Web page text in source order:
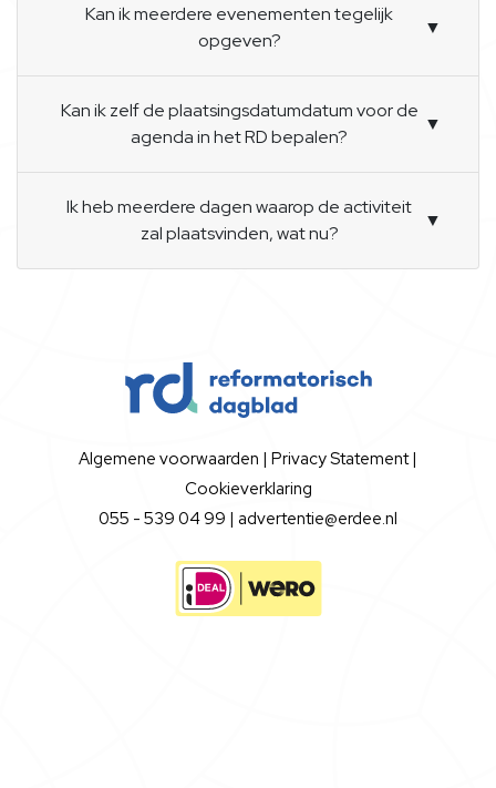
Kan ik meerdere evenementen tegelijk
opgeven?
▼
Kan ik zelf de plaatsingsdatumdatum voor de
agenda in het RD bepalen?
▼
Ik heb meerdere dagen waarop de activiteit
zal plaatsvinden, wat nu?
▼
Algemene voorwaarden | Privacy Statement|
Cookieverklaring
055 - 539 04 99 | advertentie@erdee.nl